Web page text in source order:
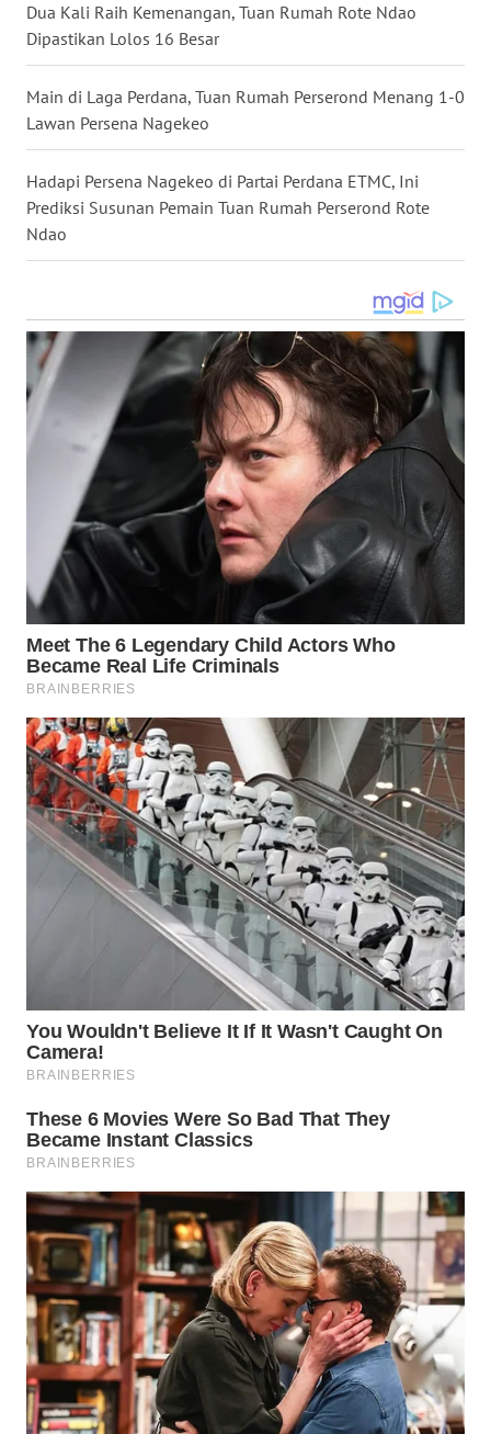
Dua Kali Raih Kemenangan, Tuan Rumah Rote Ndao
Dipastikan Lolos 16 Besar
Main di Laga Perdana, Tuan Rumah Perserond Menang 1-0
Lawan Persena Nagekeo
Hadapi Persena Nagekeo di Partai Perdana ETMC, Ini
Prediksi Susunan Pemain Tuan Rumah Perserond Rote
Ndao
WN
TAPANULI
WN
WN
KARO
SIMALUNGUN
LABUHANBATU
TAPANULI
TENGAH
WN DELI
SERDANG
WN
TEBING
TINGGI
WN
PAKPAK
WN
KARAWANG
BOGOR
WN
WN
UTARA
WN
SAMOSIR
WN
PADANG
LAWAS